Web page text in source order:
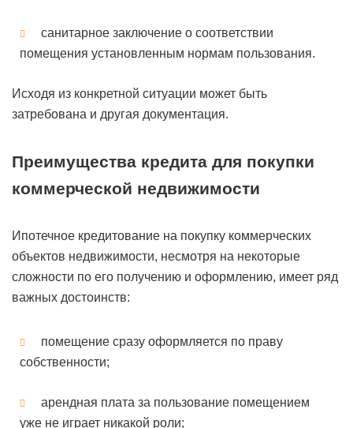
санитарное заключение о соответствии
помещения установленным нормам пользования.
Исходя из конкретной ситуации может быть
затребована и другая документация.
Преимущества кредита для покупки
коммерческой недвижимости
Ипотечное кредитование на покупку коммерческих
объектов недвижимости, несмотря на некоторые
сложности по его получению и оформлению, имеет ряд
важных достоинств:
помещение сразу оформляется по праву
собственности;
арендная плата за пользование помещением
уже не играет никакой роли;